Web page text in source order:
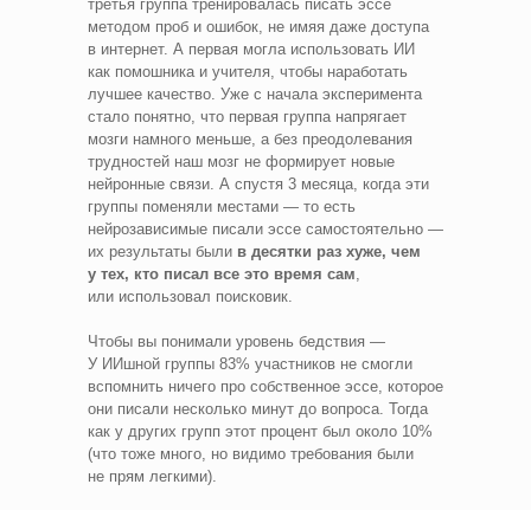
третья группа тренировалась писать эссе
методом проб и ошибок, не имяя даже доступа
в интернет. А первая могла использовать ИИ
как помошника и учителя, чтобы наработать
лучшее качество. Уже с начала эксперимента
стало понятно, что первая группа напрягает
мозги намного меньше, а без преодолевания
трудностей наш мозг не формирует новые
нейронные связи. А спустя 3 месяца, когда эти
группы поменяли местами — то есть
нейрозависимые писали эссе самостоятельно —
их результаты были в десятки раз хуже, чем
у тех, кто писал все это время сам
или использовал поисковик.
Чтобы вы понимали уровень бедствия —
У ИИшной группы 83% участников не смогли
вспомнить ничего про собственное эссе, которое
они писали несколько минут до вопроса. Тогда
как у других групп этот процент был около 10%
(что тоже много, но видимо требования были
не прям легкими).